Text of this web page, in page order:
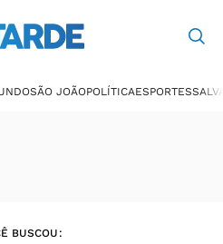
SÃO JOÃOPOLÍTICAESPORTES
BUSCOU: